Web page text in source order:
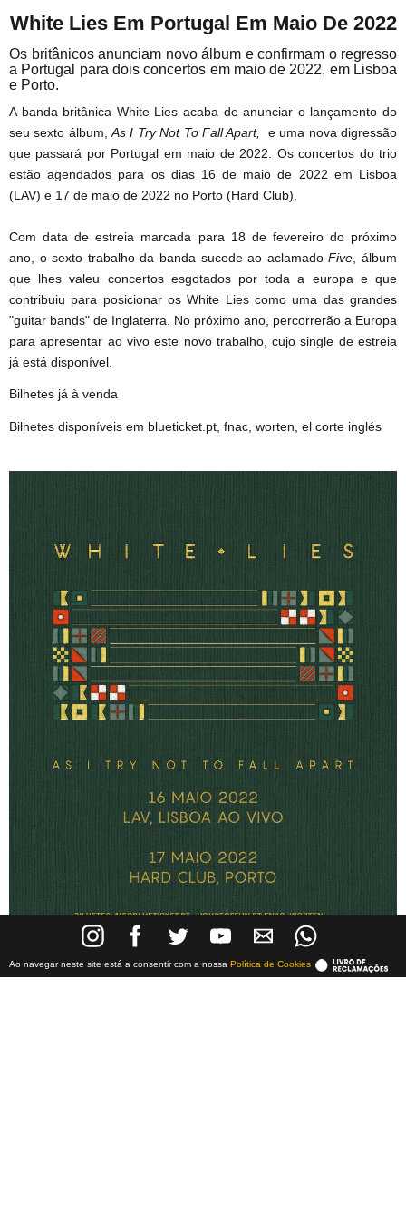
White Lies Em Portugal Em Maio De 2022
Os britânicos anunciam novo álbum e confirmam o regresso
a Portugal para dois concertos em maio de 2022, em Lisboa
e Porto.
A banda britânica White Lies acaba de anunciar o lançamento do
seu sexto álbum,As I Try Not To Fall Apart,
e uma nova digressão
que passará por Portugal em maio de 2022. Os concertos do trio
estão agendados para os dias 16 de maio de 2022 em Lisboa
(LAV) e 17 de maio de 2022 no Porto (Hard Club).
Com data de estreia marcada para 18 de fevereiro do próximo
ano, o sexto trabalho da banda sucede ao aclamadoFive , álbum
que lhes valeu concertos esgotados por toda a europa e que
contribuiu para posicionar os White Lies como uma das grandes
"guitar bands" de Inglaterra. No próximo ano, percorrerão a Europa
para apresentar ao vivo este novo trabalho, cujo single de estreia
já está disponível.
Bilhetes já à venda
Bilhetes disponíveis em blueticket.pt, fnac, worten, el corte inglés
Ao navegar neste site está a consentir com a nossa Política de Cookies